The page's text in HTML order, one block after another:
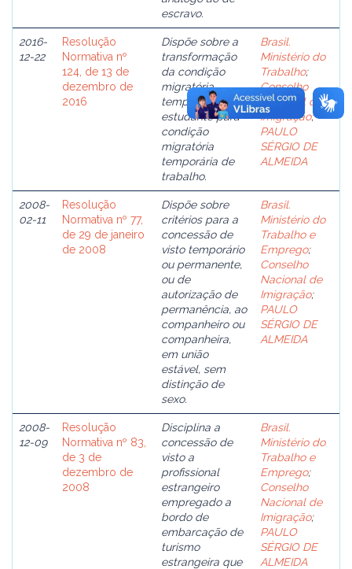
escravo.
2016-
12-22
Resolução
Normativa nº
124, de 13 de
dezembro de
2016
Dispõe sobre a
transformação
da condição
migratória
temporária de
estudante para
condição
migratória
temporária de
trabalho.
Brasil.
Ministério do
Trabalho;
Conselho
Nacional de
Imigração;
PAULO
SÉRGIO DE
ALMEIDA
2008-
02-11
Resolução
Normativa nº 77,
de 29 de janeiro
de 2008
Dispõe sobre
critérios para a
concessão de
visto temporário
ou permanente,
ou de
autorização de
permanência, ao
companheiro ou
companheira,
em união
estável, sem
distinção de
sexo.
Brasil.
Ministério do
Trabalho e
Emprego;
Conselho
Nacional de
Imigração;
PAULO
SÉRGIO DE
ALMEIDA
2008-
12-09
Resolução
Normativa nº 83,
de 3 de
dezembro de
2008
Disciplina a
concessão de
visto a
profissional
estrangeiro
empregado a
bordo de
embarcação de
turismo
estrangeira que
Brasil.
Ministério do
Trabalho e
Emprego;
Conselho
Nacional de
Imigração;
PAULO
SÉRGIO DE
ALMEIDA